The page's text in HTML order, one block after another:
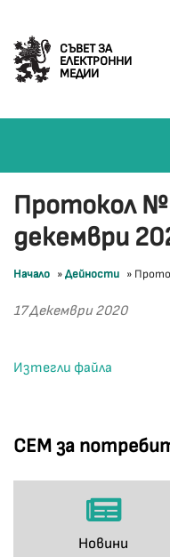
СЪВЕТ ЗА
ЕЛЕКТРОННИ
МЕДИИ
СЕМ за
Новини
Протокол
декември
Начало »Дейности »
17 Декември 2020
Изтегли файла